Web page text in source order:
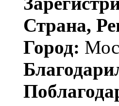
Страна,
Город: